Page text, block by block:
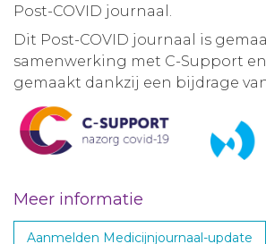
Post-COVID journaal.
Dit Post-COVID journaal is
samenwerking met C-Support
gemaakt dankzij een bijdrage
Meer informatie
Aanmelden Medicijnjournaal-update